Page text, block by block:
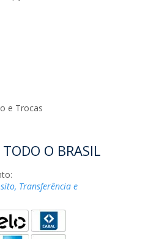
e Trocas
O BRASIL
Transferência e